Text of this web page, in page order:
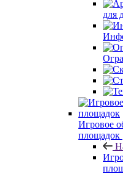
для
Игровое
площадок